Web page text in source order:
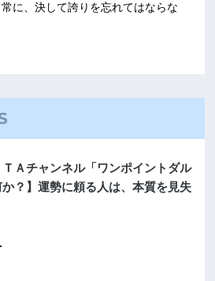
に、決して誇りを忘れてはならな
Ａチャンネル「ワンポイントダル
？】運勢に頼る人は、本質を見失